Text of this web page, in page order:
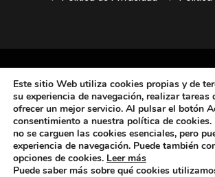
Este sitio Web utiliza cookies propias y de
su experiencia de navegación, realizar tareas
ofrecer un mejor servicio. Al pulsar el botón
consentimiento a nuestra política de cookies.
no se carguen las cookies esenciales, pero
experiencia de navegación. Puede también
opciones de cookies. Leer más
Puede saber más sobre qué cookies